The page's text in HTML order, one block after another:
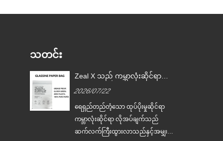
သတင်း
Zeal X သည် ကမ္ဘာလုံးဆိုင်ရာ
သုံး ပလတ်စတစ်ထုပ်ပိုးခြင်းကို
အစားထိုးရာတွင် ကူညီရန်အတွက်
စိတ်ကြိုက် Glassine စက္ကူအိတ်
များကို စတင်ထုတ်လုပ်ခဲ့သည်
2026/07/22
ရေရှည်တည်တံ့သော ထုပ်ပိုးမှုဆိုင်ရာ
ကမ္ဘာလုံးဆိုင်ရာ လိုအပ်ချက်သည်
ဆက်လက်ကြီးထွားလာသည်နှင့်အမျှ၊ ပ